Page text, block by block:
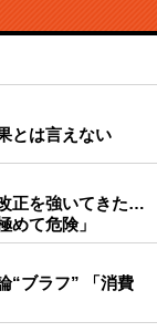
とは言えない
正を強いてきた…
めて危険」
“ブラフ” 「消費